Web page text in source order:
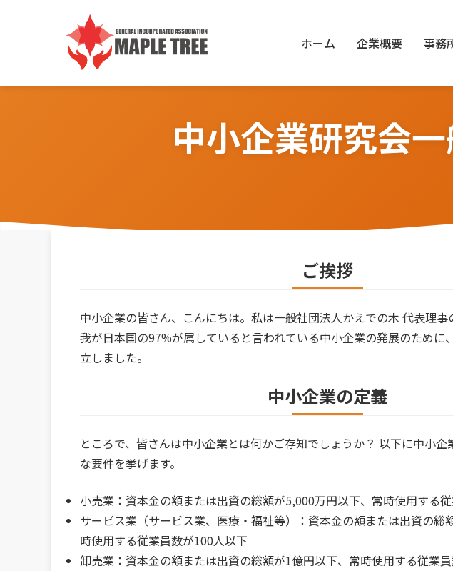
ホーム 企業概要 事務
中小企業研究会
ご挨拶
中小企業の皆さん、こんにちは。私は一般社団法人かえでの木 代表理事
我が日本国の97%が属していると言われている中小企業の発展のために
立しました。
中小企業の定義
ところで、皆さんは中小企業とは何かご存知でしょうか？ 以下に中小
な要件を挙げます。
小売業：資本金の額または出資の総額が5,000万円以下、常時使用する
サービス業（サービス業、医療・福祉等）：資本金の額または出資の総
時使用する従業員数が100人以下
卸売業：資本金の額または出資の総額が1億円以下、常時使用する従業